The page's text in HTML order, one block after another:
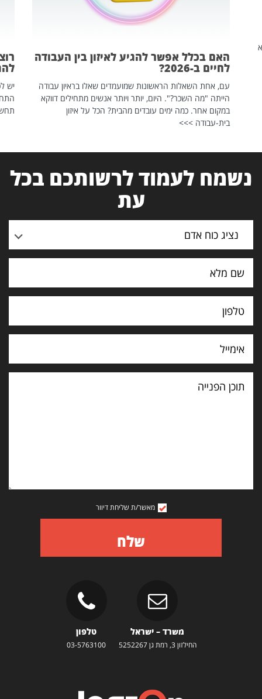
האם בכלל אפשר להגיע לאיזון בין העבודה
לחיים ב-2026?
עם, אחת השאלות הראשונות שמועמדים שאלו בראיון עבודה
הייתה "מה השכר?". היום, יותר ויותר אנשים מתחילים דווקא
במקום אחר. כמה ימים עובדים מהבית? הכל על איזון
בית-עבודה >>>
יש
נשמח לעמוד לרשותכם בכל
עת
נציג כוח אדם
תוכן
הפנייה
מאשר/ת שליחת דיוור
שלח
משרד – ישראל
החילזון 3, רמת גן 5252267
טלפון
03-5763100